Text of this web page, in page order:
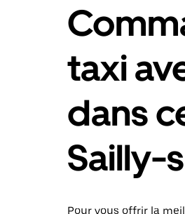
taxi
dans
Sailly-
Pour vous offrir la